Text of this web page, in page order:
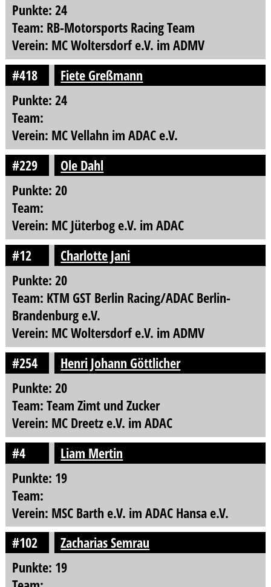
Punkte: 24
Team: RB-Motorsports Racing Team
Verein: MC Woltersdorf e.V. im ADMV
#418
Fiete Greßmann
Punkte: 24
Team:
Verein: MC Vellahn im ADAC e.V.
#229
Ole Dahl
Punkte: 20
Team:
Verein: MC Jüterbog e.V. im ADAC
#12
Charlotte Jani
Punkte: 20
Team: KTM GST Berlin Racing/ADAC Berlin-
Brandenburg e.V.
Verein: MC Woltersdorf e.V. im ADMV
#254
Henri Johann Göttlicher
Punkte: 20
Team: Team Zimt und Zucker
Verein: MC Dreetz e.V. im ADAC
#4
Liam Mertin
Punkte: 19
Team:
Verein: MSC Barth e.V. im ADAC Hansa e.V.
#102
Zacharias Semrau
Punkte: 19